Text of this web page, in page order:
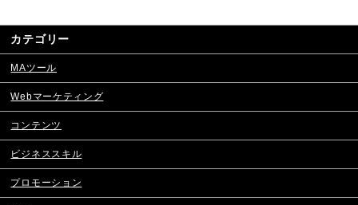
カテゴリー
MAツール
Webマーケティング
コンテンツ
ビジネススキル
プロモーション